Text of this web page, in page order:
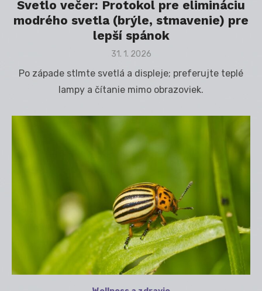
Svetlo večer: Protokol pre elimináciu
modrého svetla (brýle, stmavenie) pre
lepší spánok
Posted
31. 1. 2026
Po západe stlmte svetlá a displeje; preferujte teplé
lampy a čítanie mimo obrazoviek.